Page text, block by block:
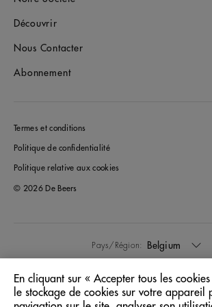
Découvrir
Nous Contacter
Abonnement
Termes et conditions
Politique de confidentialité
Politique relative aux cookies
© 2026 De Beers
Pays/Région: Belgium
Langue: Français
En cliquant sur « Accepter tous les
le stockage de cookies sur votre appareil